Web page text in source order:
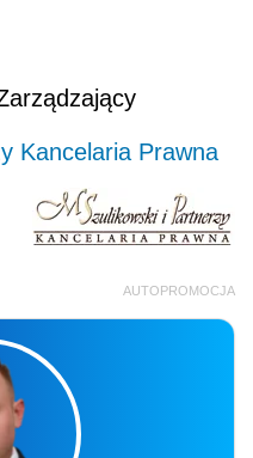
Kancelaria Prawna
AUTOPROMOCJA